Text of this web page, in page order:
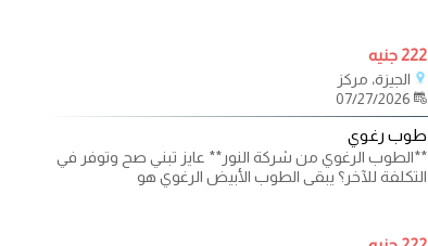
222 جنيه
الجيزة، مركز
طوب رغوي
**الطوب الرغوي من شركة النور** عايز تبني صح وتوفر في
التكلفة للآخر؟ يبقى الطوب الأبيض الرغوي هو